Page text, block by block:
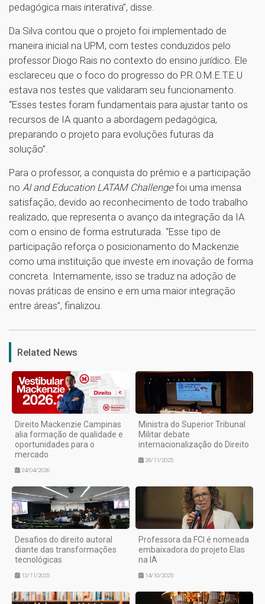
pedagógica mais interativa”, disse.
Da Silva contou que o projeto foi implementado de
maneira inicial na UPM, com testes conduzidos pelo
professor Diogo Rais no contexto do ensino jurídico. Ele
esclareceu que o foco do progresso do P.R.O.M.E.T.E.U
estava nos testes que validaram seu funcionamento.
“Esses testes foram fundamentais para ajustar tanto os
recursos de IA quanto a abordagem pedagógica,
preparando o projeto para evoluções futuras da
solução”.
Para o professor, a conquista do prêmio e a participação
no AI and Education LATAM Challengefoi uma imensa
satisfação, devido ao reconhecimento de todo trabalho
realizado, que representa o avanço da integração da IA
com o ensino de forma estruturada. “Esse tipo de
participação reforça o posicionamento do Mackenzie
como uma instituição que investe em inovação de forma
concreta. Internamente, isso se traduz na adoção de
novas práticas de ensino e em uma maior integração
entre áreas”, finalizou.
Related News
Direito Mackenzie Campinas
alia formação de qualidade e
oportunidades para o
mercado
24/04/2026
Ministra do Superior Tribunal
Militar debate
internacionalização do Direito
28/11/2025
Desafios do direito autoral
diante das transformações
tecnológicas
12/11/2025
Professora da FCI é nomeada
embaixadora do projeto Elas
na IA
14/10/2025